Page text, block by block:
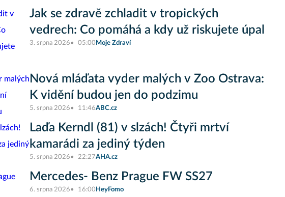
Jak se zdravě zchladit v tropických
vedrech: Co pomáhá a kdy už riskujete úpal
3. srpna 2026 05:00 Moje Zdraví
Nová mláďata vyder malých v Zoo Ostrava:
K vidění budou jen do podzimu
5. srpna 2026 11:46ABC.cz
Laďa Kerndl (81) v slzách! Čtyři mrtví
kamarádi za jediný týden
5. srpna 2026 22:27AHA.cz
Mercedes- Benz Prague FW SS27
6. srpna 2026 16:00 HeyFomo